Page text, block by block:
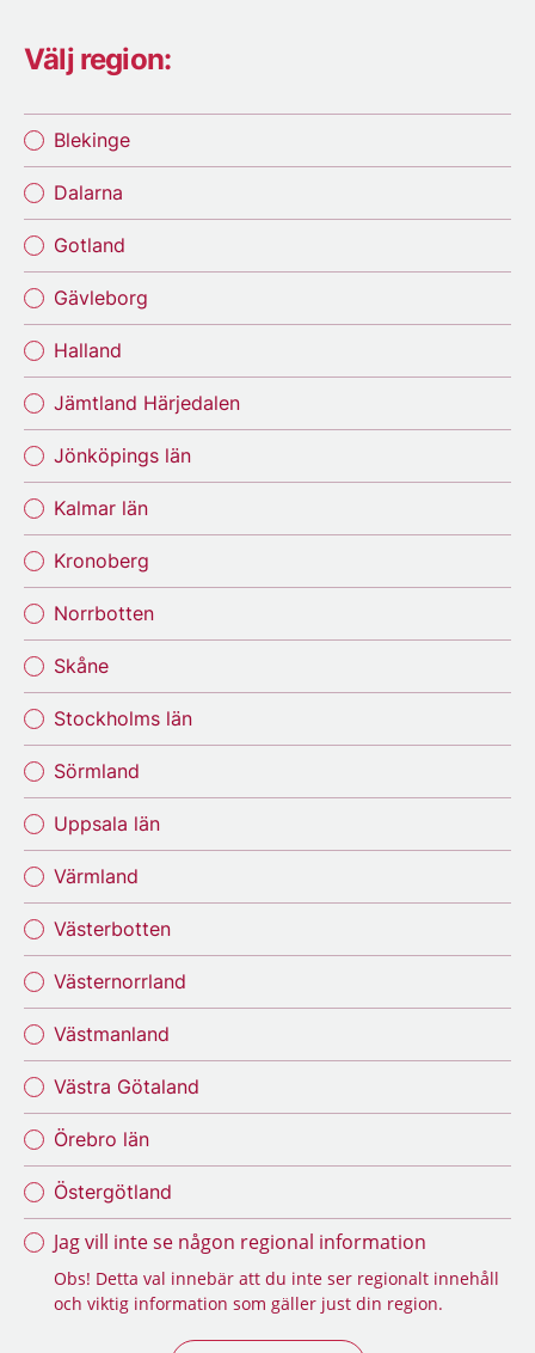
Välj region:
Blekinge
Dalarna
Gotland
Gävleborg
Halland
Jämtland Härjedalen
Jönköpings län
Kalmar län
Kronoberg
Norrbotten
Skåne
Stockholms län
Sörmland
Uppsala län
Värmland
Västerbotten
Västernorrland
Västmanland
Västra Götaland
Örebro län
Östergötland
Jag vill inte se någon regional information
Obs! Detta val innebär att du inte ser regionalt innehåll
och viktig information som gäller just din region.